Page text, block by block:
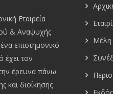
Εταιρεία
& Αναψυχής
επιστημονικό
έχει τον
έρευνα πάνω
και διοίκησης
Μέλη